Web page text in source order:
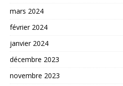
mars 2024
février 2024
janvier 2024
décembre 2023
novembre 2023